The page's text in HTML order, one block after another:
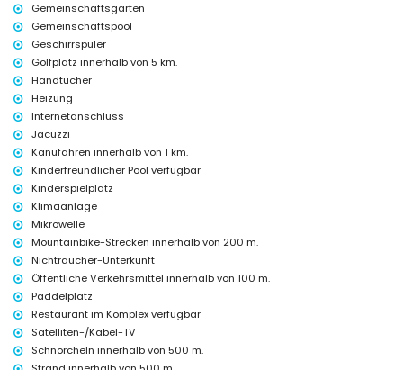
Internet (WiFi)
Staubsauger sowie Bügeleisen und Bügelbrett
Bettwäsche und Handtücher
24-Stunden-Notdienst
Heizung
Gemeinschaftliche Einrichtungen und Dienstleistungen im
Mietpreis enthalten
Außenwhirlpool
Private Einrichtungen und Dienstleistungen gegen Aufpreis
Flughafentransfer
Gemeinschaftliche Einrichtungen / Dienstleistungen gegen
Aufpreis
Fitnessbereich, Tennisplatz und Paddelplatz
Unterhaltung und Freizeitaktivitäten für Ihren Urlaub in San Juan
de los Terreros, Andalusien
Bar (innerhalb von 500 Metern vom Haus)
Promenade (innerhalb von 1000 Metern vom Haus)
Wasserpark (Agua Vera) (innerhalb von 10 Kilometern vom Haus)
Gemeinschaftsgarten
Gemeinschaftspool
Geschirrspüler
Golfplatz innerhalb von 5 km.
Handtücher
Heizung
Internetanschluss
Jacuzzi
Kanufahren innerhalb von 1 km.
Kinderfreundlicher Pool verfügbar
Kinderspielplatz
Klimaanlage
Mikrowelle
Mountainbike-Strecken innerhalb von 200 m.
Nichtraucher-Unterkunft
Öffentliche Verkehrsmittel innerhalb von 100 m.
Paddelplatz
Restaurant im Komplex verfügbar
Satelliten-/Kabel-TV
Schnorcheln innerhalb von 500 m.